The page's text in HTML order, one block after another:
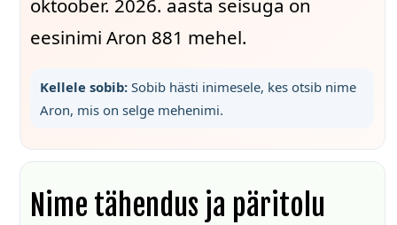
oktoober. 2026. aasta seisuga on
eesinimi Aron 881 mehel.
Kellele sobib:Sobib hästi inimesele, kes otsib nime
Aron, mis on selge mehenimi.
Nime tähendus ja päritolu